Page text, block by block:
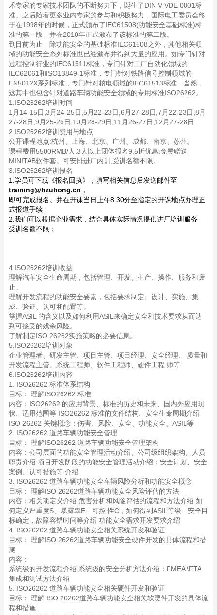
术专家的专家技术团队的不断努力下，诞生了DIN V VDE 0801标
准。之后随着更多业内专家的参与和积极努力，国际电工委员会终
于在1998年的时候，正式颁布了IEC61508(功能安全基础标准)标
准的第一版，并在2010年正式颁布了该标准的第二版。
到目前为止，除功能安全的基础标准IEC61508之外，其他相关领
域的功能安全系列标准也已经颁布并得到大量的应用。如专门针对
过程控制行业的IEC61511标准，专门针对工厂自动化领域的
IEC62061和ISO13849-1标准，专门针对铁路信号控制领域的
EN5012X系列标准，专门针对核电领域的IEC61513标准…当然，
这其中也包含针对道路车辆功能安全领域的专用标准ISO26262。
1.ISO26262培训时间
1月14-15日,3月24-25日,5月22-23日,6月27-28日,7月22-23日,8月
27-28日,9月25-26日,10月28-29日,11月26-27日,12月27-28日
2.ISO26262培训费用与地点
公开课程地点:杭州、上海、北京、广州、成都、南京、苏州。
课程费用5500RMB/人,3人以上团体报名9.5折优惠,免费赠送
MINITAB软件套。可安排进厂内训,受训名额不限。
3.ISO26262培训报名
1.学员可下载《报名回执》，填写相关信息后发送邮件至
training@hzuhong.cn ，
即可完成报名。并在开课当日上午8:30分至指定的开课地点办理正
式报道手续；
2.我们可以根据企业需求，结合具体实际情况提供进厂培训服务，
受训名额不限；
4.ISO26262培训收益
理解汽车安全生命周期，包括管理、开发、生产、操作、服务和废
止。
理解开发流程的功能安全要素，包括要求制定、设计、实施、集
成、验证、认可和配置等。
掌握ASIL 的含义以及如何利用ASIL来确定安全和技术要求从而达
到可接受的残余风险。
了解制定ISO 26262实施策略的必要信息。
5.ISO26262培训对象
企业管理者、研发主管、项目主管、项目经理、安全经理、 质量和
开发流程主管、系统工程师、软件工程师、硬件工程 师等
6.ISO26262培训内容
1. ISO26262 标准体系结构
目标： 理解ISO26262 标准
内容：ISO26262 的应用背景、标准的历史和未来、国内外应用现
状、适用范围等 ISO26262 标准的文件结构、安全生命周期介绍
ISO 26262 关键概念：伤害、风险、安全、功能安全、ASIL等
2. ISO26262 道路车辆功能安全管理
目标： 理解ISO26262 道路车辆功能安全管理架构
内容：公司层面的功能安全管理活动介绍、公司级组织架构、人员
职责介绍 项目开发阶段的功能安全管理活动介绍：安全计划、安全
案例、认可措施等 介绍
3. ISO26262 道路车辆功能安全车辆风险分析和功能安全概念
目标： 理解ISO 26262道路车辆功能安全风险评估的方法
内容：相关项定义介绍 危害分析和风险评估的流程和方法介绍:如
何定义严重度S、暴露率E、可控 性C，如何得到ASIL等级、安全目
标确定，故障容错时间等介绍 功能安全需求开发要求介绍
4. ISO26262 道路车辆功能安全相关系统开发和验证
目标： 理解ISO 26262道路车辆功能安全硬件开发的具体流程和措
施
内容：
系统级的开发流程介绍 系统级的安全分析方法介绍：FMEA \FTA
集成和测试方法介绍
5. ISO26262 道路车辆功能安全相关硬件开发和验证
目标： 理解 ISO 26262道路车辆功能安全相关软硬件开发的具体流
程和措施